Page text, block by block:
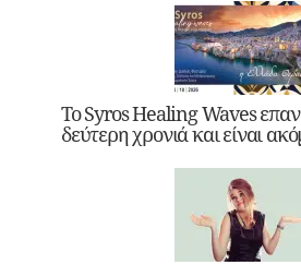
Το Syros Healing Waves
δεύτερη χρονιά και είναι